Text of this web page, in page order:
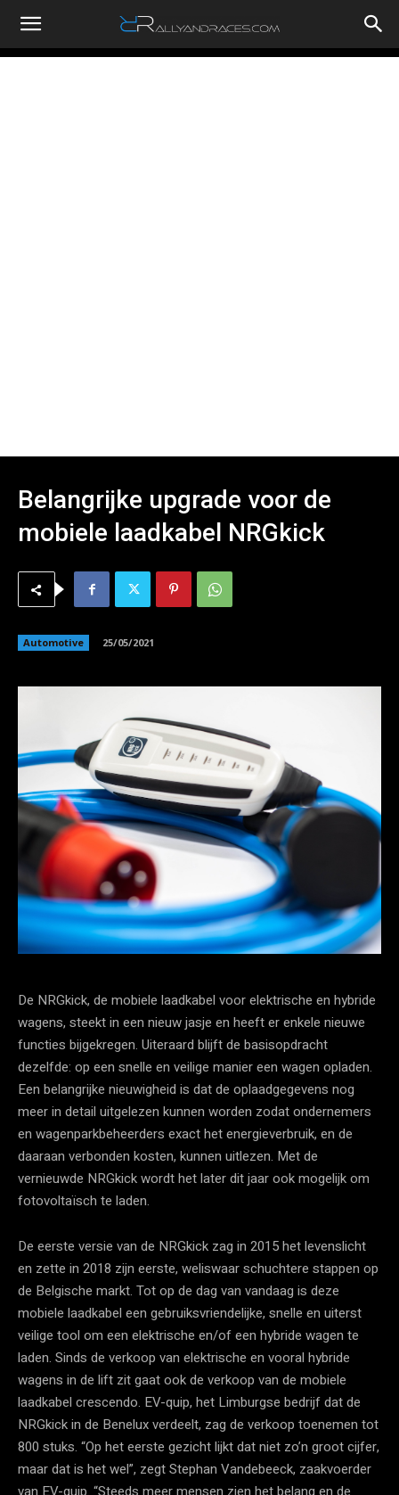
RallyandRaces.com
Belangrijke upgrade voor de
mobiele laadkabel NRGkick
Automotive 25/05/2021
De NRGkick, de mobiele laadkabel voor elektrische en hybride
wagens, steekt in een nieuw jasje en heeft er enkele nieuwe
functies bijgekregen. Uiteraard blijft de basisopdracht
dezelfde: op een snelle en veilige manier een wagen opladen.
Een belangrijke nieuwigheid is dat de oplaadgegevens nog
meer in detail uitgelezen kunnen worden zodat ondernemers
en wagenparkbeheerders exact het energieverbruik, en de
daaraan verbonden kosten, kunnen uitlezen. Met de
vernieuwde NRGkick wordt het later dit jaar ook mogelijk om
fotovoltaïsch te laden.
De eerste versie van de NRGkick zag in 2015 het levenslicht
en zette in 2018 zijn eerste, weliswaar schuchtere stappen op
de Belgische markt. Tot op de dag van vandaag is deze
mobiele laadkabel een gebruiksvriendelijke, snelle en uiterst
veilige tool om een elektrische en/of een hybride wagen te
laden. Sinds de verkoop van elektrische en vooral hybride
wagens in de lift zit gaat ook de verkoop van de mobiele
laadkabel crescendo. EV-quip, het Limburgse bedrijf dat de
NRGkick in de Benelux verdeelt, zag de verkoop toenemen tot
800 stuks. “Op het eerste gezicht lijkt dat niet zo’n groot cijfer,
maar dat is het wel”, zegt Stephan Vandebeeck, zaakvoerder